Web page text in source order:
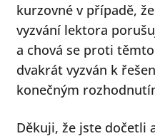
kurzovné v případě,
vyzvání lektora
a chová se proti
dvakrát vyzván k
konečným
Děkuji, že jste dočetli